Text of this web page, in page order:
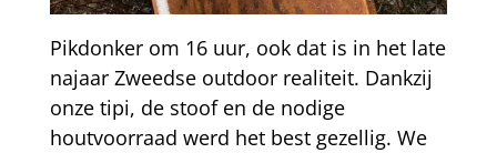
Pikdonker om 16 uur, ook dat is in het late
najaar Zweedse outdoor realiteit. Dankzij
onze tipi, de stoof en de nodige
houtvoorraad werd het best gezellig. We